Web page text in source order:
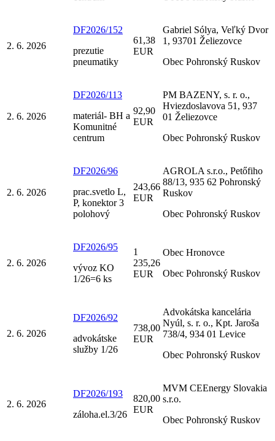
2. 6. 2026
DF2026/152
prezutie
pneumatiky
61,38
EUR
Gabriel Sólya, Veľký Dvor
1, 93701 Želiezovce
Obec Pohronský Ruskov
2. 6. 2026
DF2026/113
materiál- BH a
Komunitné
centrum
92,90
EUR
PM BAZENY, s. r. o.,
Hviezdoslavova 51, 937
01 Želiezovce
Obec Pohronský Ruskov
2. 6. 2026
DF2026/96
prac.svetlo L,
P, konektor 3
polohový
243,66
EUR
AGROLA s.r.o., Petőfiho
88/13, 935 62 Pohronský
Ruskov
Obec Pohronský Ruskov
2. 6. 2026
DF2026/95
vývoz KO
1/26=6 ks
1
235,26
EUR
Obec Hronovce
Obec Pohronský Ruskov
2. 6. 2026
DF2026/92
advokátske
služby 1/26
738,00
EUR
Advokátska kancelária
Nyúl, s. r. o., Kpt. Jaroša
738/4, 934 01 Levice
Obec Pohronský Ruskov
2. 6. 2026
DF2026/193
záloha.el.3/26
820,00
EUR
MVM CEEnergy Slovakia
s.r.o.
Obec Pohronský Ruskov